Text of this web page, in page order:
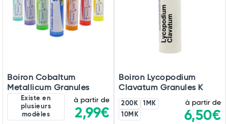
Boiron Cobaltum
Metallicum Granules
Existe en
plusieurs
modèles
à partir de
2,99€
Boiron Lycopodium
Clavatum Granules K
200K
1MK
10MK
à partir de
6,50€